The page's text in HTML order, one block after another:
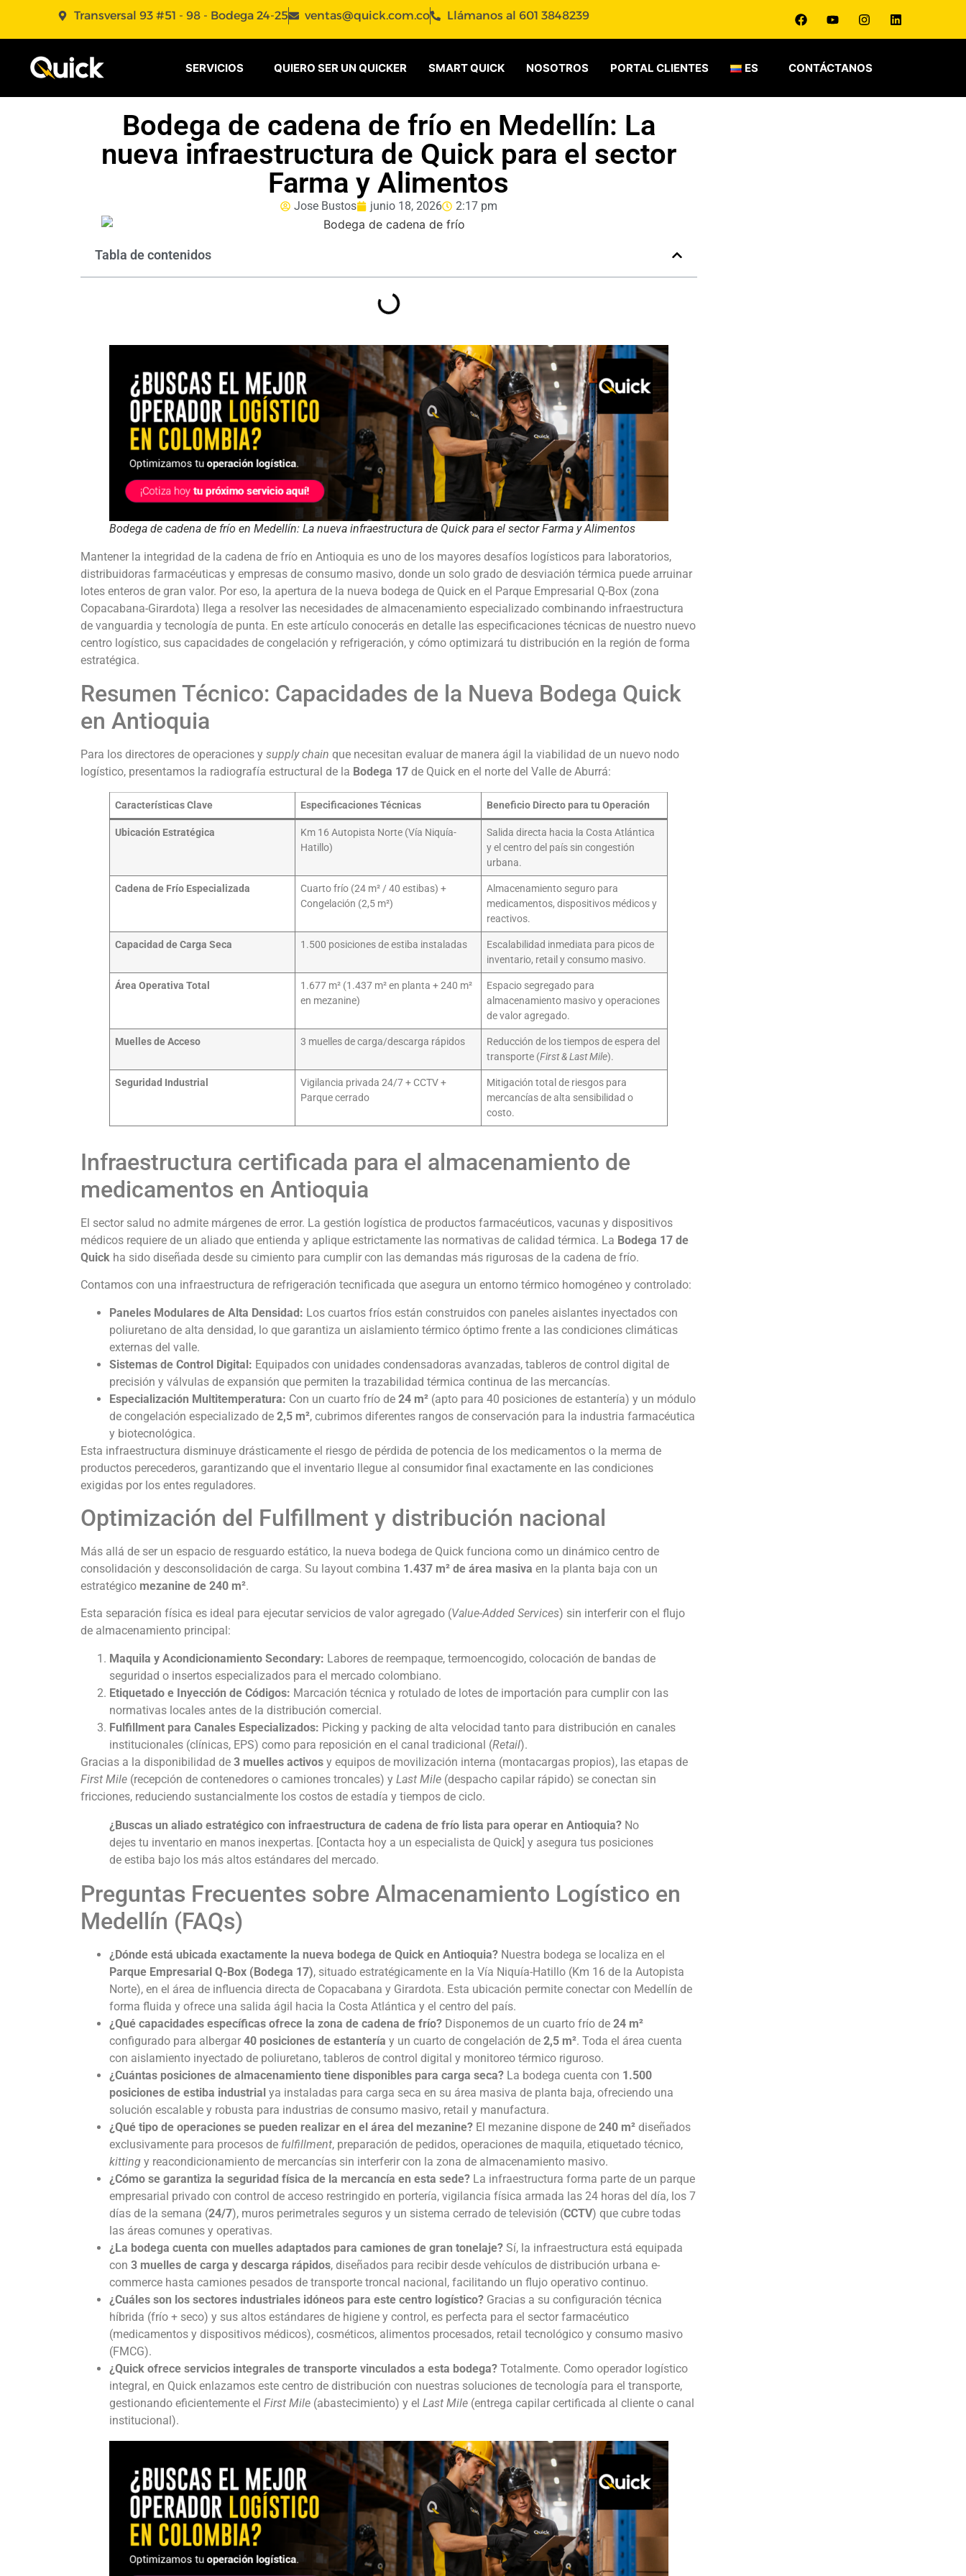
Transversal 93 #51 - 98 - Bodega 24-25 ventas@quick.com.co Llámanos al 601 3848239
SERVICIOS QUIERO SER UN QUICKER SMART QUICK NOSOTROS PORTAL CLIENTES ES CONTÁCTANOS
Bodega de cadena de frío en Medellín: La
nueva infraestructura de Quick para el sector
Farma y Alimentos
Jose Bustos junio 18, 2026 2:17 pm
Tabla de contenidos
Bodega de cadena de frío en Medellín: La nueva infraestructura de Quick para el sector Farma y Alimentos
Mantener la integridad de la cadena de frío en Antioquia es uno de los mayores desafíos logísticos para laboratorios,
distribuidoras farmacéuticas y empresas de consumo masivo, donde un solo grado de desviación térmica puede arruinar
lotes enteros de gran valor. Por eso, la apertura de la nueva bodega de Quick en el Parque Empresarial Q-Box (zona
Copacabana-Girardota) llega a resolver las necesidades de almacenamiento especializado combinando infraestructura
de vanguardia y tecnología de punta. En este artículo conocerás en detalle las especificaciones técnicas de nuestro nuevo
centro logístico, sus capacidades de congelación y refrigeración, y cómo optimizará tu distribución en la región de forma
estratégica.
Resumen Técnico: Capacidades de la Nueva Bodega Quick
en Antioquia
Para los directores de operaciones y supply chain que necesitan evaluar de manera ágil la viabilidad de un nuevo nodo
logístico, presentamos la radiografía estructural de la Bodega 17 de Quick en el norte del Valle de Aburrá:
Características Clave Especificaciones Técnicas Beneficio Directo para tu Operación
Ubicación Estratégica
Km 16 Autopista Norte (Vía Niquía-
Hatillo)
Salida directa hacia la Costa Atlántica
y el centro del país sin congestión
urbana.
Cadena de Frío Especializada
Cuarto frío (24 m² / 40 estibas) +
Congelación (2,5 m²)
Almacenamiento seguro para
medicamentos, dispositivos médicos y
reactivos.
Capacidad de Carga Seca 1.500 posiciones de estiba instaladas
Escalabilidad inmediata para picos de
inventario, retail y consumo masivo.
Área Operativa Total
1.677 m² (1.437 m² en planta + 240 m²
en mezanine)
Espacio segregado para
almacenamiento masivo y operaciones
de valor agregado.
Muelles de Acceso 3 muelles de carga/descarga rápidos
Reducción de los tiempos de espera del
transporte (First & Last Mile).
Seguridad Industrial
Vigilancia privada 24/7 + CCTV +
Parque cerrado
Mitigación total de riesgos para
mercancías de alta sensibilidad o
costo.
Infraestructura certificada para el almacenamiento de
medicamentos en Antioquia
El sector salud no admite márgenes de error. La gestión logística de productos farmacéuticos, vacunas y dispositivos
médicos requiere de un aliado que entienda y aplique estrictamente las normativas de calidad térmica. La Bodega 17 de
Quick ha sido diseñada desde su cimiento para cumplir con las demandas más rigurosas de la cadena de frío.
Contamos con una infraestructura de refrigeración tecnificada que asegura un entorno térmico homogéneo y controlado:
Paneles Modulares de Alta Densidad: Los cuartos fríos están construidos con paneles aislantes inyectados con
poliuretano de alta densidad, lo que garantiza un aislamiento térmico óptimo frente a las condiciones climáticas
externas del valle.
Sistemas de Control Digital: Equipados con unidades condensadoras avanzadas, tableros de control digital de
precisión y válvulas de expansión que permiten la trazabilidad térmica continua de las mercancías.
Especialización Multitemperatura: Con un cuarto frío de 24 m² (apto para 40 posiciones de estantería) y un módulo
de congelación especializado de 2,5 m², cubrimos diferentes rangos de conservación para la industria farmacéutica
y biotecnológica.
Esta infraestructura disminuye drásticamente el riesgo de pérdida de potencia de los medicamentos o la merma de
productos perecederos, garantizando que el inventario llegue al consumidor final exactamente en las condiciones
exigidas por los entes reguladores.
Optimización del Fulfillment y distribución nacional
Más allá de ser un espacio de resguardo estático, la nueva bodega de Quick funciona como un dinámico centro de
consolidación y desconsolidación de carga. Su layout combina 1.437 m² de área masiva en la planta baja con un
estratégico mezanine de 240 m².
Esta separación física es ideal para ejecutar servicios de valor agregado (Value-Added Services) sin interferir con el flujo
de almacenamiento principal:
Maquila y Acondicionamiento Secondary: Labores de reempaque, termoencogido, colocación de bandas de
seguridad o insertos especializados para el mercado colombiano.
Etiquetado e Inyección de Códigos: Marcación técnica y rotulado de lotes de importación para cumplir con las
normativas locales antes de la distribución comercial.
Fulfillment para Canales Especializados: Picking y packing de alta velocidad tanto para distribución en canales
institucionales (clínicas, EPS) como para reposición en el canal tradicional (Retail).
Gracias a la disponibilidad de 3 muelles activos y equipos de movilización interna (montacargas propios), las etapas de
First Mile (recepción de contenedores o camiones troncales) y Last Mile (despacho capilar rápido) se conectan sin
fricciones, reduciendo sustancialmente los costos de estadía y tiempos de ciclo.
¿Buscas un aliado estratégico con infraestructura de cadena de frío lista para operar en Antioquia? No
dejes tu inventario en manos inexpertas. [Contacta hoy a un especialista de Quick] y asegura tus posiciones
de estiba bajo los más altos estándares del mercado.
Preguntas Frecuentes sobre Almacenamiento Logístico en
Medellín (FAQs)
¿Dónde está ubicada exactamente la nueva bodega de Quick en Antioquia? Nuestra bodega se localiza en el
Parque Empresarial Q-Box (Bodega 17), situado estratégicamente en la Vía Niquía-Hatillo (Km 16 de la Autopista
Norte), en el área de influencia directa de Copacabana y Girardota. Esta ubicación permite conectar con Medellín de
forma fluida y ofrece una salida ágil hacia la Costa Atlántica y el centro del país.
¿Qué capacidades específicas ofrece la zona de cadena de frío? Disponemos de un cuarto frío de 24 m²
configurado para albergar 40 posiciones de estantería y un cuarto de congelación de 2,5 m². Toda el área cuenta
con aislamiento inyectado de poliuretano, tableros de control digital y monitoreo térmico riguroso.
¿Cuántas posiciones de almacenamiento tiene disponibles para carga seca? La bodega cuenta con 1.500
posiciones de estiba industrial ya instaladas para carga seca en su área masiva de planta baja, ofreciendo una
solución escalable y robusta para industrias de consumo masivo, retail y manufactura.
¿Qué tipo de operaciones se pueden realizar en el área del mezanine? El mezanine dispone de 240 m² diseñados
exclusivamente para procesos de fulfillment, preparación de pedidos, operaciones de maquila, etiquetado técnico,
kitting y reacondicionamiento de mercancías sin interferir con la zona de almacenamiento masivo.
¿Cómo se garantiza la seguridad física de la mercancía en esta sede? La infraestructura forma parte de un parque
empresarial privado con control de acceso restringido en portería, vigilancia física armada las 24 horas del día, los 7
días de la semana (24/7), muros perimetrales seguros y un sistema cerrado de televisión (CCTV) que cubre todas
las áreas comunes y operativas.
¿La bodega cuenta con muelles adaptados para camiones de gran tonelaje? Sí, la infraestructura está equipada
con 3 muelles de carga y descarga rápidos, diseñados para recibir desde vehículos de distribución urbana e-
commerce hasta camiones pesados de transporte troncal nacional, facilitando un flujo operativo continuo.
¿Cuáles son los sectores industriales idóneos para este centro logístico? Gracias a su configuración técnica
híbrida (frío + seco) y sus altos estándares de higiene y control, es perfecta para el sector farmacéutico
(medicamentos y dispositivos médicos), cosméticos, alimentos procesados, retail tecnológico y consumo masivo
(FMCG).
¿Quick ofrece servicios integrales de transporte vinculados a esta bodega? Totalmente. Como operador logístico
integral, en Quick enlazamos este centro de distribución con nuestras soluciones de tecnología para el transporte,
gestionando eficientemente el First Mile (abastecimiento) y el Last Mile (entrega capilar certificada al cliente o canal
institucional).